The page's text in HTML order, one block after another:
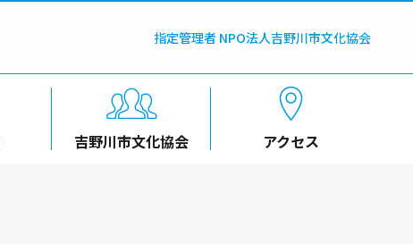
指定管理者 NPO法人吉野川市文化協会
吉野川市文化協会 アクセス